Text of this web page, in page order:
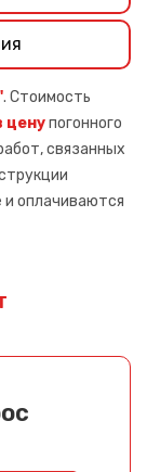
. Стоимость
ценупогонного
связанных
оплачиваются